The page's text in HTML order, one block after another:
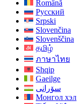
Română
Русский
Srpski
Slovenčina
Slovenščina
தமிழ்
ภาษาไทย
Shqip
Gaeilge
سۆرانی
Монгол хэл